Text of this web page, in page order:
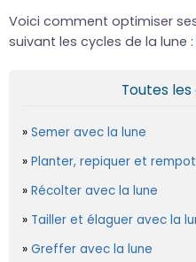
Voici comment optimiser
suivant les cycles de la lune :
Toutes
Semer avec la lune
Planter, repiquer et
Récolter avec la lune
Tailler et élaguer avec la
Greffer avec la lune